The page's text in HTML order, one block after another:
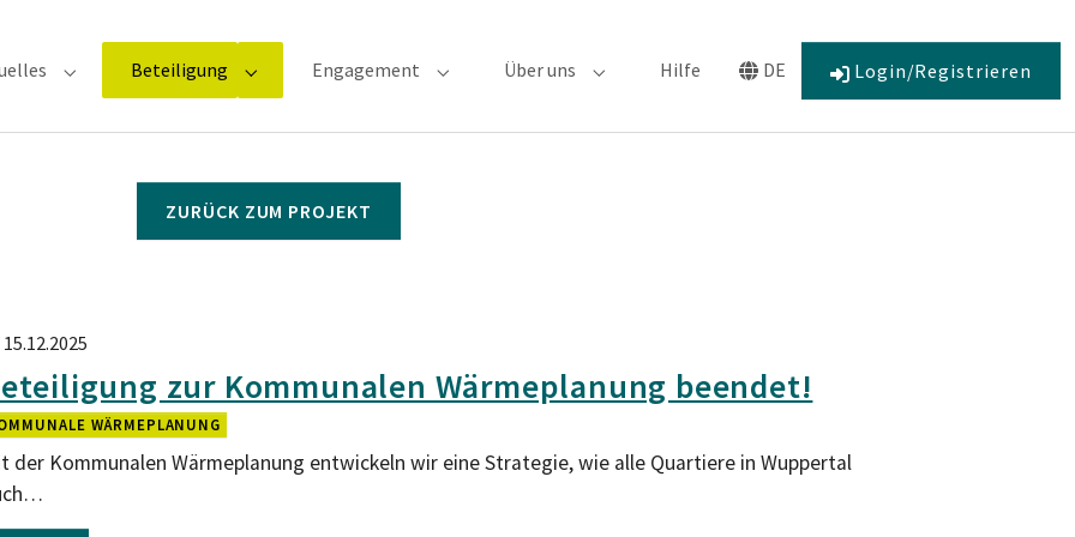
Submenu for "Aktuelles"
Beteiligung Submenu for "Beteiligung"
Engagement Submenu for "Engagement"
Über uns Submenu for "Über uns"
Hilfe DE
Submenu for "Language"
Login/Registrieren
ZURÜCK ZUM PROJEKT
15.12.2025
zur Kommunalen Wärmeplanung beendet!
WÄRMEPLANUNG
der Kommunalen Wärmeplanung entwickeln wir eine Strategie, wie alle Quartiere in Wuppertal